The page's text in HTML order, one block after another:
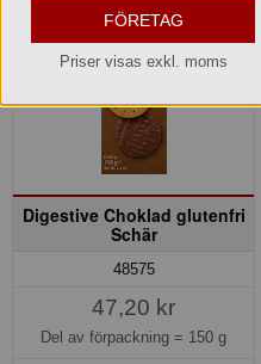
Digestive Choklad glutenfri
Schär
48575
47,20 kr
Del av förpackning = 150 g
FÖRETAG
Priser visas exkl. moms